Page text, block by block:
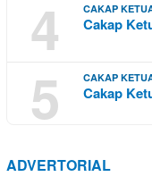
4 CAKAP
Cakap
5 CAKAP
Cakap
ADVERTORIAL